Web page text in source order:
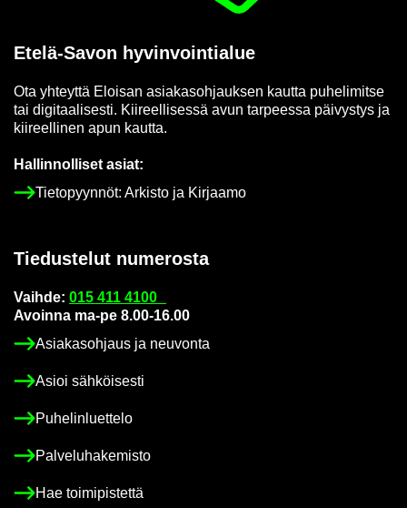
Etelä-​Savon hy­vin­voin­tia­lue
Ota yh­teyt­tä Eloi­san asia­kas­oh­jauk­sen kaut­ta pu­he­li­mit­se
tai di­gi­taa­li­ses­ti. Kii­reel­li­ses­sä avun tar­pees­sa päi­vys­tys ja
kii­reel­li­nen apun kaut­ta.
Hal­lin­nol­li­set asiat:
Tie­to­pyyn­nöt: Ar­kis­to ja Kir­jaa­mo
Tie­dus­te­lut nu­me­ros­ta
Vaih­de: 015 411 4100
Avoin­na ma-pe 8.00-16.00
Asia­kas­oh­jaus ja neu­von­ta
Asioi säh­köi­ses­ti
Pu­he­lin­luet­te­lo
Pal­ve­lu­ha­ke­mis­to
Hae toi­mi­pis­tet­tä